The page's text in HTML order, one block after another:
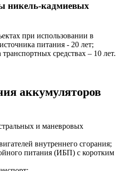
никель-кадмиевых
при использовании в
питания - 20 лет;
средствах – 10 лет.
аккумуляторов
и маневровых
внутреннего сгорания;
питания (ИБП) с коротким